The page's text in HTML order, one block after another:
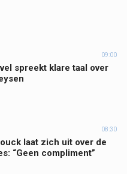
09:00
spreekt klare taal over
08:30
laat zich uit over de
“Geen compliment”